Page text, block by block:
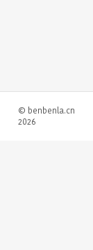
© benbenla.cn
2026